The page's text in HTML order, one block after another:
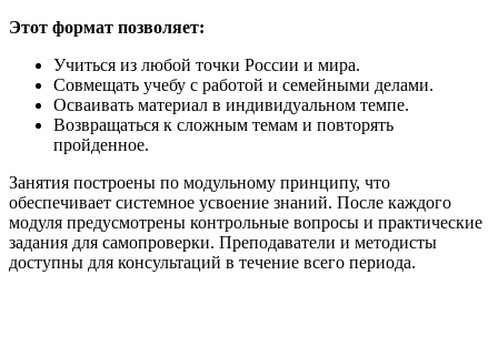
Этот формат позволяет:
Учиться из любой точки России и мира.
Совмещать учебу с работой и семейными делами.
Осваивать материал в индивидуальном темпе.
Возвращаться к сложным темам и повторять
пройденное.
Занятия построены по модульному принципу, что
обеспечивает системное усвоение знаний. После каждого
модуля предусмотрены контрольные вопросы и практические
задания для самопроверки. Преподаватели и методисты
доступны для консультаций в течение всего периода.